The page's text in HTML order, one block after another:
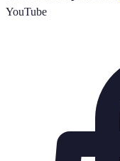
YouTube